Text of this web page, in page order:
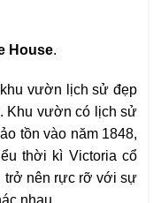
House.
vườn lịch sửđẹp
Khu vườncó lịch sử
tồnvào năm 1848,
thời kì Victoria cổ
trở nên rực rỡ với sự